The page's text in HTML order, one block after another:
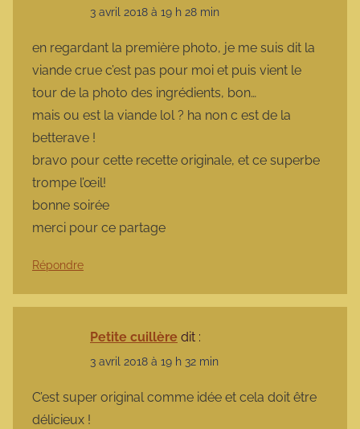
3 avril 2018 à 19 h 28 min
en regardant la première photo, je me suis dit la
viande crue c’est pas pour moi et puis vient le
tour de la photo des ingrédients, bon…
mais ou est la viande lol ? ha non c est de la
betterave !
bravo pour cette recette originale, et ce superbe
trompe l’œil!
bonne soirée
merci pour ce partage
Répondre
Petite cuillère dit :
3 avril 2018 à 19 h 32 min
C’est super original comme idée et cela doit être
délicieux !